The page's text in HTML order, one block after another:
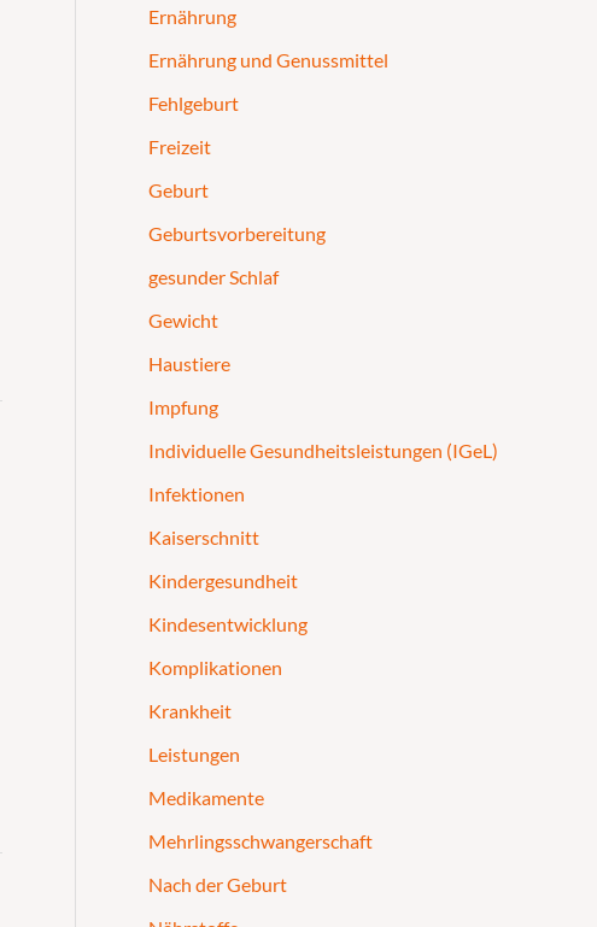
Ernährung
Ernährung und Genussmittel
Fehlgeburt
Freizeit
Geburt
Geburtsvorbereitung
gesunder Schlaf
Gewicht
Haustiere
Impfung
Individuelle Gesundheitsleistungen (IGeL)
Infektionen
Kaiserschnitt
Kindergesundheit
Kindesentwicklung
Komplikationen
Krankheit
Leistungen
Medikamente
Mehrlingsschwangerschaft
Nach der Geburt